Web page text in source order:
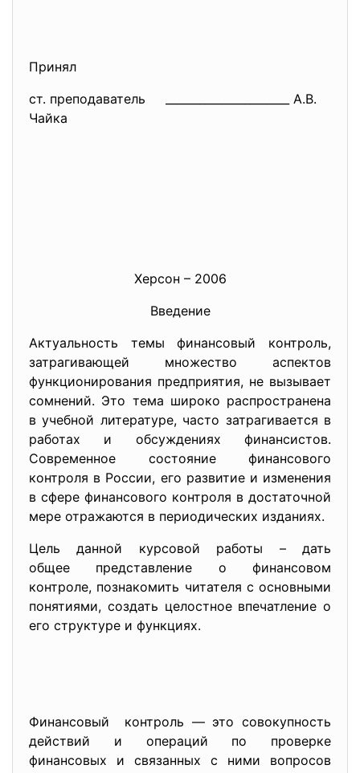
Принял
ст. преподаватель ______________________ А.В.
Чайка
Херсон – 2006
Введение
Актуальность темы финансовый контроль,
затрагивающей множество аспектов
функционирования предприятия, не вызывает
сомнений. Это тема широко распространена
в учебной литературе, часто затрагивается в
работах и обсуждениях финансистов.
Современное состояние финансового
контроля в России, его развитие и изменения
в сфере финансового контроля в достаточной
мере отражаются в периодических изданиях.
Цель данной курсовой работы – дать
общее представление о финансовом
контроле, познакомить читателя с основными
понятиями, создать целостное впечатление о
его структуре и функциях.
Финансовый контроль — это совокупность
действий и операций по проверке
финансовых и связанных с ними вопросов